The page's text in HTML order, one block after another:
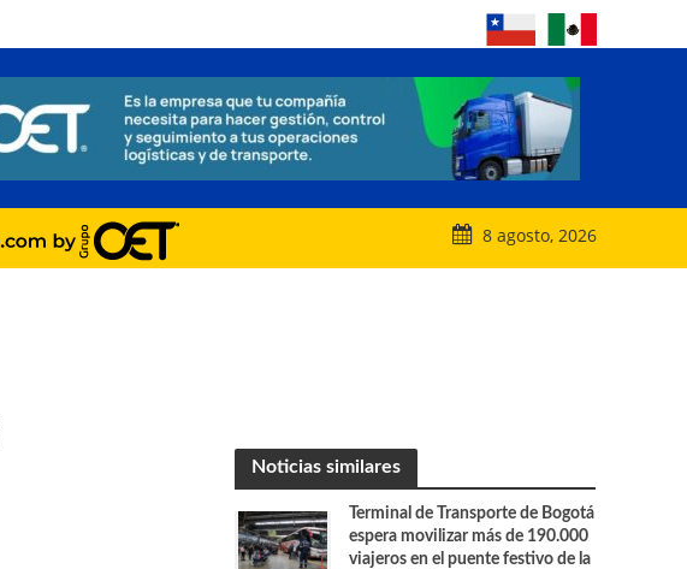
8 agosto, 2026
Noticias similares
Terminal de Transporte de Bogotá
espera movilizar más de 190.000
viajeros en el puente festivo de la